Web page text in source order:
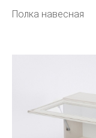
Полка навесная